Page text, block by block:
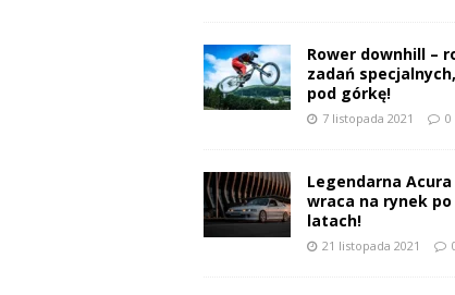
Rower downhill –
zadań
pod górkę!
7 listopada 2021 0
Legendarna
wraca na rynek po
latach!
21 listopada 2021